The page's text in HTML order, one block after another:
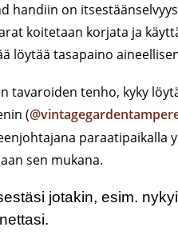
handiin on
koitetaan korjata ja
löytää tasapaino
tavaroiden tenho, kyky
(
paraatipaikalla
sen mukana.
jotakin, esim.